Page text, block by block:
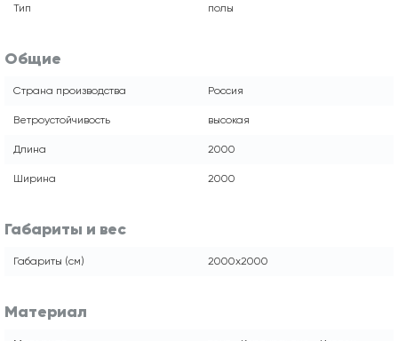
Тип полы
Общие
Страна производства Россия
Ветроустойчивость высокая
Длина 2000
Ширина 2000
Габариты и вес
Габариты (см) 2000х2000
Материал